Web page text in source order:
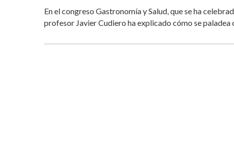
En el congreso Gastronomía y Salud, que se ha
profesor Javier Cudiero ha explicado cómo se paladea